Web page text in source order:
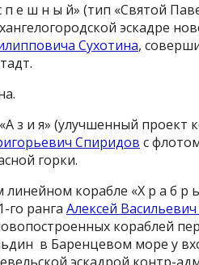
е ш н ы й» (тип «Святой
эскадре
Сухотина,
з и я» (улучшенный проект
Спиридов с
горки.
корабле «Х р а б р
го ранга Алексей
кораблей
в Баренцевом море у